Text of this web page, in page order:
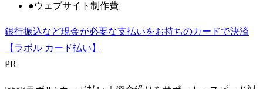
●ウェブサイト制作費
銀行振込など現金が必要な支払いをお持ちのカードで決済
【ラボル カード払い】
PR